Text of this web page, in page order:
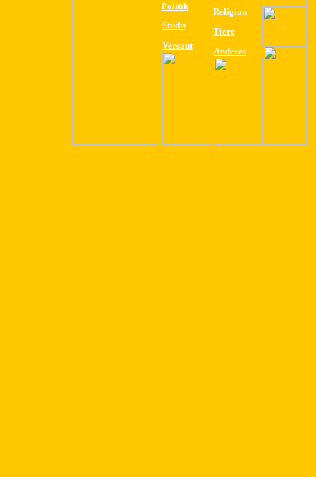
Politik
Religion
Studis
Tiere
Versaut
Anderes